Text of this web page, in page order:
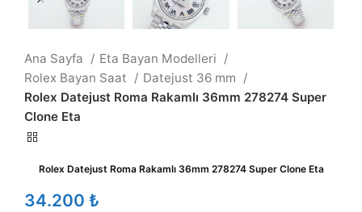
Ana Sayfa
Eta Bayan Modelleri
Rolex Bayan Saat
Datejust 36 mm
Rolex Datejust Roma Rakamlı 36mm 278274 Super
Clone Eta
Rolex Datejust Roma Rakamlı 36mm 278274 Super Clone Eta
₺